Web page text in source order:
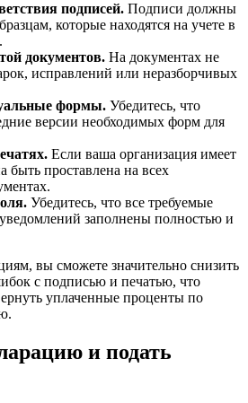
подписей. Подписи должны
которые находятся на учете в
документов. На документах не
исправлений или неразборчивых
формы. Убедитесь, что
версии необходимых форм для
Если ваша организация имеет
быть проставлена на всех
Убедитесь, что все требуемые
заполнены полностью и
вы сможете значительно снизить
с подписью и печатью, что
уплаченные проценты по
и подать